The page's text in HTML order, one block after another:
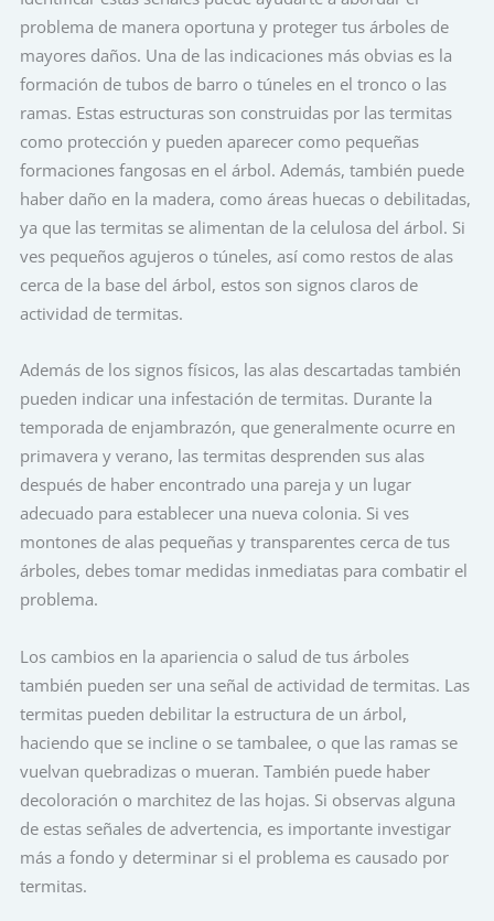
problema de manera oportuna y proteger tus árboles de
mayores daños. Una de las indicaciones más obvias es la
formación de tubos de barro o túneles en el tronco o las
ramas. Estas estructuras son construidas por las termitas
como protección y pueden aparecer como pequeñas
formaciones fangosas en el árbol. Además, también puede
haber daño en la madera, como áreas huecas o debilitadas,
ya que las termitas se alimentan de la celulosa del árbol. Si
ves pequeños agujeros o túneles, así como restos de alas
cerca de la base del árbol, estos son signos claros de
actividad de termitas.
Además de los signos físicos, las alas descartadas también
pueden indicar una infestación de termitas. Durante la
temporada de enjambrazón, que generalmente ocurre en
primavera y verano, las termitas desprenden sus alas
después de haber encontrado una pareja y un lugar
adecuado para establecer una nueva colonia. Si ves
montones de alas pequeñas y transparentes cerca de tus
árboles, debes tomar medidas inmediatas para combatir el
problema.
Los cambios en la apariencia o salud de tus árboles
también pueden ser una señal de actividad de termitas. Las
termitas pueden debilitar la estructura de un árbol,
haciendo que se incline o se tambalee, o que las ramas se
vuelvan quebradizas o mueran. También puede haber
decoloración o marchitez de las hojas. Si observas alguna
de estas señales de advertencia, es importante investigar
más a fondo y determinar si el problema es causado por
termitas.